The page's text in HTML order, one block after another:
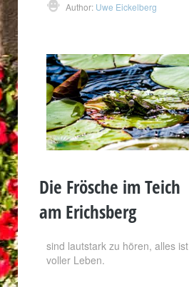
Author: Uwe Eickelberg
Die Frösche im Teich
am Erichsberg
sind lautstark zu hören, alles ist
voller Leben.